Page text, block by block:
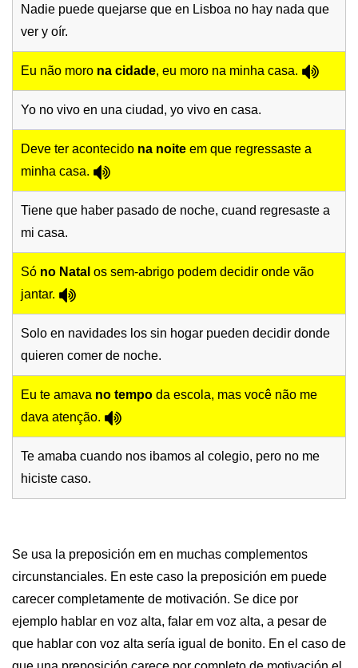
Nadie puede quejarse que en Lisboa no hay nada que
ver y oír.
Eu não moro na cidade, eu moro na minha casa.
Yo no vivo en una ciudad, yo vivo en casa.
Deve ter acontecido na noite em que regressaste a
minha casa.
Tiene que haber pasado de noche, cuand regresaste a
mi casa.
Só no Natal os sem-abrigo podem decidir onde vão
jantar.
Solo en navidades los sin hogar pueden decidir donde
quieren comer de noche.
Eu te amava no tempo da escola, mas você não me
dava atenção.
Te amaba cuando nos ibamos al colegio, pero no me
hiciste caso.
Se usa la preposición em en muchas complementos
circunstanciales. En este caso la preposición em puede
carecer completamente de motivación. Se dice por
ejemplo hablar en voz alta, falar em voz alta, a pesar de
que hablar con voz alta sería igual de bonito. En el caso de